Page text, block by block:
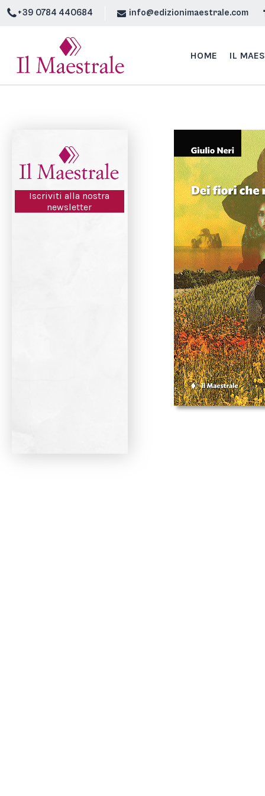
+39 0784 440684 info@edizionimaestrale.com
HOME IL
Iscriviti alla nostra
newsletter